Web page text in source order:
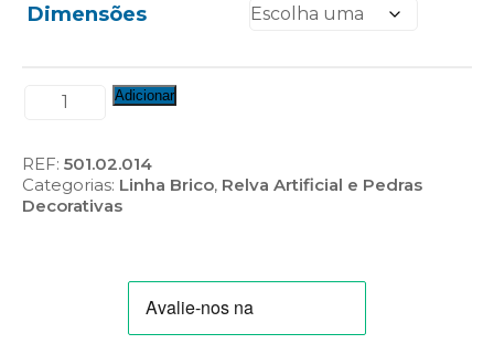
Dimensões
Quantidade
Artificial
"Zurich
Evolution
Adicionar
REF: 501.02.014
Categorias: Linha Brico, Relva Artificial e Pedras
Decorativas